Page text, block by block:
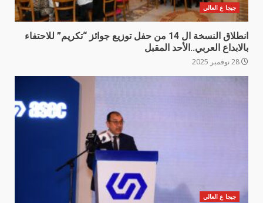
جيجا ع العالي
انطلاق النسخة ال 14 من حفل توزيع جوائز “تكريم” للاحتفاء
بالابداع العربي..الأحد المقبل
جيجا ع العالي